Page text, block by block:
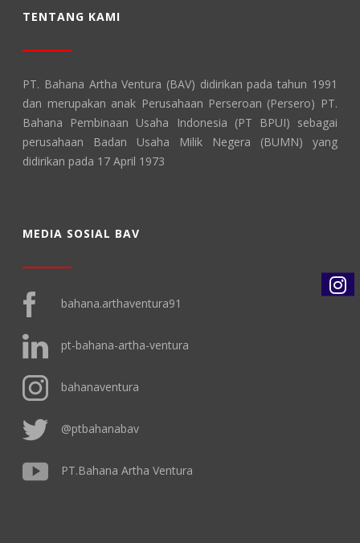
TENTANG KAMI
PT. Bahana Artha Ventura (BAV) didirikan pada tahun 1991
dan merupakan anak Perusahaan Perseroan (Persero) PT.
Bahana Pembinaan Usaha Indonesia (PT BPUI) sebagai
perusahaan Badan Usaha Milik Negera (BUMN) yang
didirikan pada 17 April 1973
MEDIA SOSIAL BAV
bahana.arthaventura91
pt-bahana-artha-ventura
bahanaventura
@ptbahanabav
PT.Bahana Artha Ventura